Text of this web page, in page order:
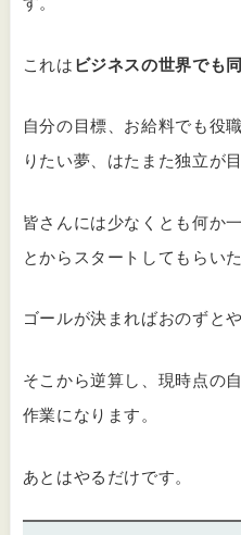
これは ビジネスの世界でも
自分の目標、お給料でも役
りたい夢、はたまた独立が
皆さんには少なくとも何か
とからスタートしてもらい
ゴールが決まればおのずと
そこから逆算し、現時点の
作業になります。
あとはやるだけです。